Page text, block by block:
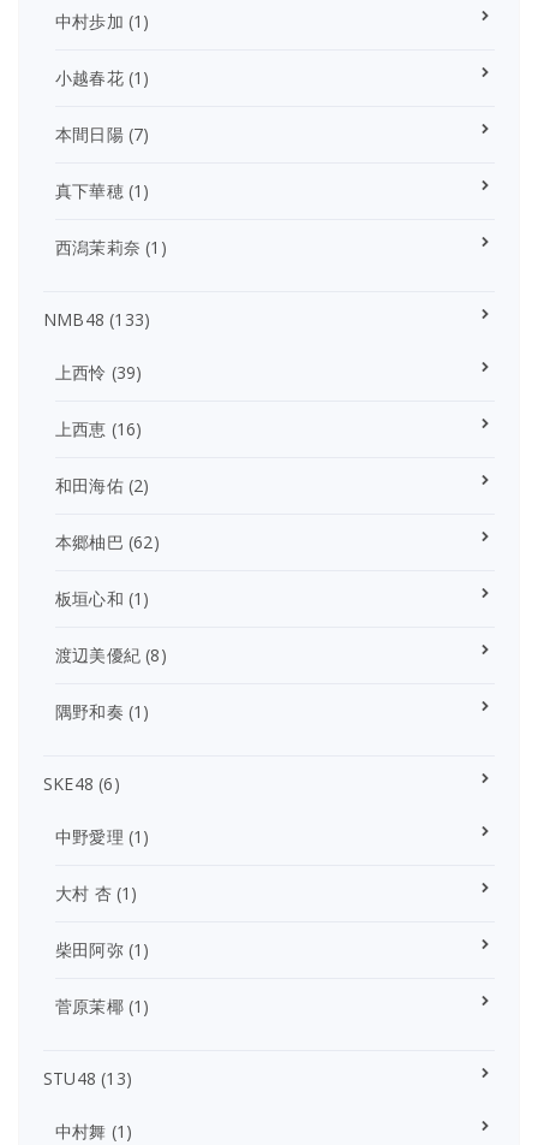
中村歩加 (1)
小越春花(1)
本間日陽(7)
真下華穂(1)
西潟茉莉奈 (1)
NMB48 (133)
上西怜 (39)
上西恵 (16)
和田海佑(2)
本郷柚巴 (62)
板垣心和 (1)
渡辺美優紀 (8)
隅野和奏 (1)
SKE48 (6)
中野愛理 (1)
大村 杏(1)
柴田阿弥(1)
菅原茉椰(1)
STU48 (13)
中村舞 (1)